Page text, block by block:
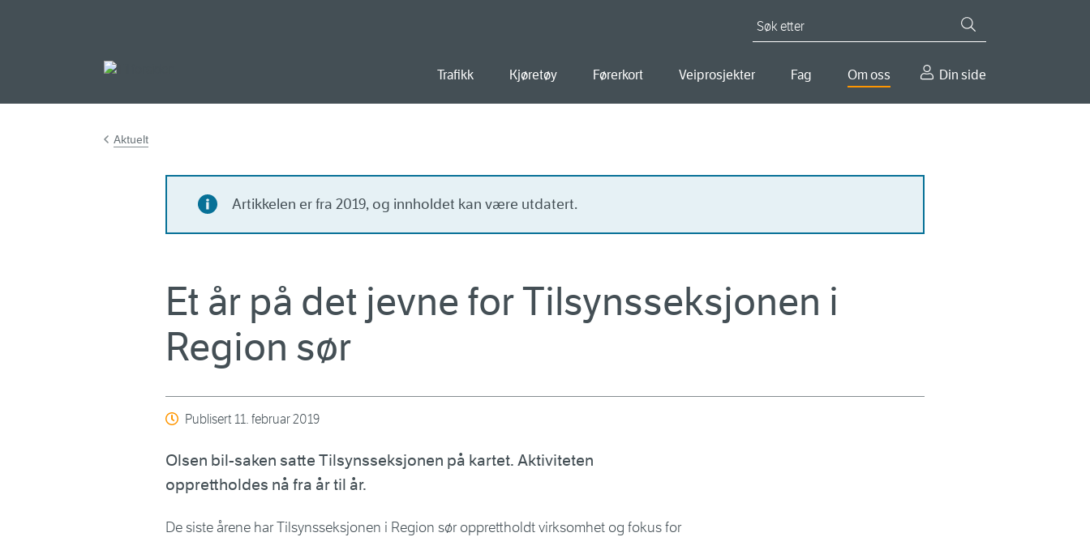
Trafikk Kjøretøy Førerkort Veiprosjekter Fag Om oss Din side
Aktuelt
Artikkelen er fra 2019, og innholdet kan være utdatert.
Et år på det jevne for Tilsynsseksjonen i
Region sør
Publisert11. februar 2019
Olsen bil-saken satte Tilsynsseksjonen på kartet. Aktiviteten
opprettholdes nå fra år til år.
De siste årene har Tilsynsseksjonen i Region sør opprettholdt virksomhet og fokus for